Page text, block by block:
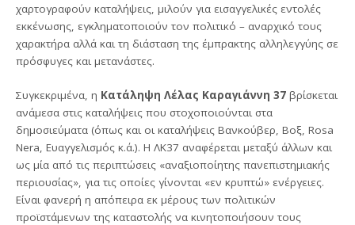
χαρτογραφούν καταλήψεις, μιλούν για εισαγγελικές εντολές
εκκένωσης, εγκληματοποιούν τον πολιτικό – αναρχικό τους
χαρακτήρα αλλά και τη διάσταση της έμπρακτης αλληλεγγύης σε
πρόσφυγες και μετανάστες.
Συγκεκριμένα, η Κατάληψη Λέλας Καραγιάννη 37 βρίσκεται
ανάμεσα στις καταλήψεις που στοχοποιούνται στα
δημοσιεύματα (όπως και οι καταλήψεις Βανκούβερ, Βοξ, Rosa
Nera, Ευαγγελισμός κ.ά.). Η ΛΚ37 αναφέρεται μεταξύ άλλων και
ως μία από τις περιπτώσεις «αναξιοποίητης πανεπιστημιακής
περιουσίας», για τις οποίες γίνονται «εν κρυπτώ» ενέργειες.
Είναι φανερή η απόπειρα εκ μέρους των πολιτικών
προϊστάμενων της καταστολής να κινητοποιήσουν τους